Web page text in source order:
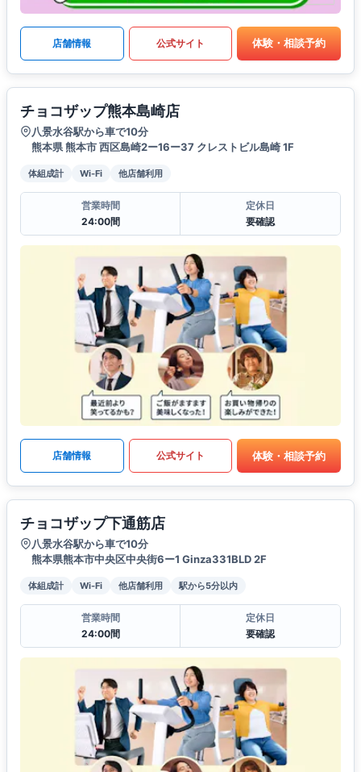
店舗情報 公式サイト 体験・相談予約
チョコザップ熊本島崎店
八景水谷駅から車で10分
熊本県 熊本市 西区島崎2ー16ー37 クレストビル島崎 1F
体組成計 Wi-Fi 他店舗利用
営業時間
24:00間
定休日
要確認
店舗情報 公式サイト 体験・相談予約
チョコザップ下通筋店
八景水谷駅から車で10分
熊本県熊本市中央区中央街6ー1 Ginza331BLD 2F
体組成計 Wi-Fi 他店舗利用 駅から5分以内
営業時間
24:00間
定休日
要確認